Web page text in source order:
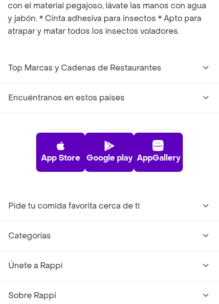
con el material pegajoso, lávate las manos con agua
y jabón. * Cinta adhesiva para insectos * Apto para
atrapar y matar todos los insectos voladores.
Top Marcas y Cadenas de Restaurantes
Encuéntranos en estos países
App Store Google play AppGallery
Pide tu comida favorita cerca de ti
Categorías
Únete a Rappi
Sobre Rappi